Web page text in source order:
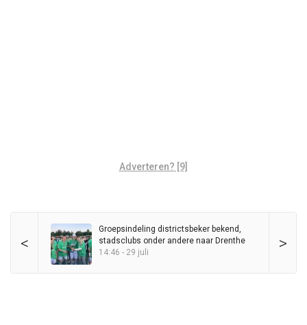
Adverteren? [9]
< >
Groepsindeling districtsbeker bekend,
stadsclubs onder andere naar Drenthe
14:46 - 29 juli